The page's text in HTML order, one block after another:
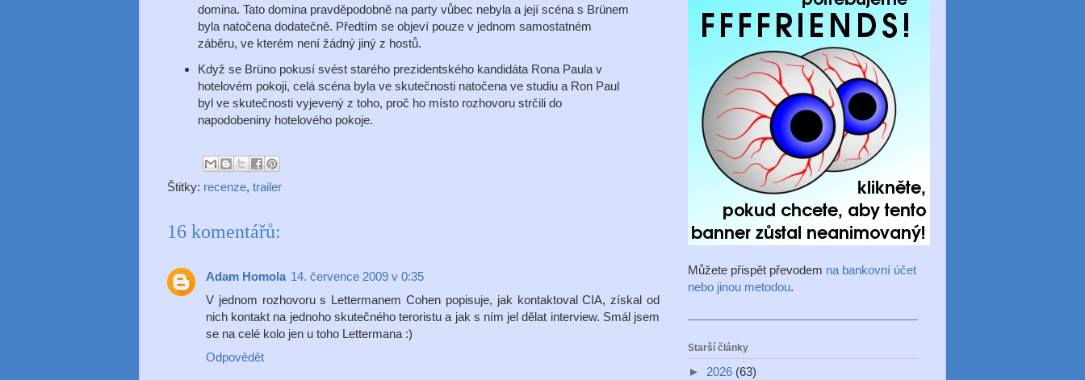
domina. Tato domina pravděpodobně na party vůbec nebyla a její scéna s Brünem
byla natočena dodatečně. Předtím se objeví pouze v jednom samostatném
záběru, ve kterém není žádný jiný z hostů.
Když se Brüno pokusí svést starého prezidentského kandidáta Rona Paula v
hotelovém pokoji, celá scéna byla ve skutečnosti natočena ve studiu a Ron Paul
byl ve skutečnosti vyjevený z toho, proč ho místo rozhovoru strčili do
napodobeniny hotelového pokoje.
Štitky: recenze, trailer
16 komentářů:
Adam Homola 14. července 2009 v 0:35
V jednom rozhovoru s Lettermanem Cohen popisuje, jak kontaktoval CIA, získal od
nich kontakt na jednoho skutečného teroristu a jak s ním jel dělat interview. Smál jsem
se na celé kolo jen u toho Lettermana :)
Odpovědět
Můžete přispět převodem na bankovní účet
nebo jinou metodou.
Starší články
► 2026 (63)